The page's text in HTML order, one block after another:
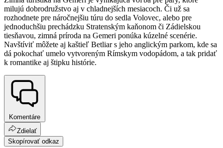
milujú dobrodružstvo aj v chladnejších mesiacoch. Či už sa
rozhodnete pre náročnejšiu túru do sedla Volovec, alebo pre
jednoduchšiu prechádzku Stratenským kaňonom či Zádielskou
tiesňavou, zimná príroda na Gemeri ponúka kúzelné scenérie.
Navštíviť môžete aj kaštieľ Betliar s jeho anglickým parkom, kde sa
dá pokochať umelo vytvoreným Rímskym vodopádom, a tak pridať
k romantike aj štipku histórie.
Komentáre
Zdielať
Skopírovať odkaz